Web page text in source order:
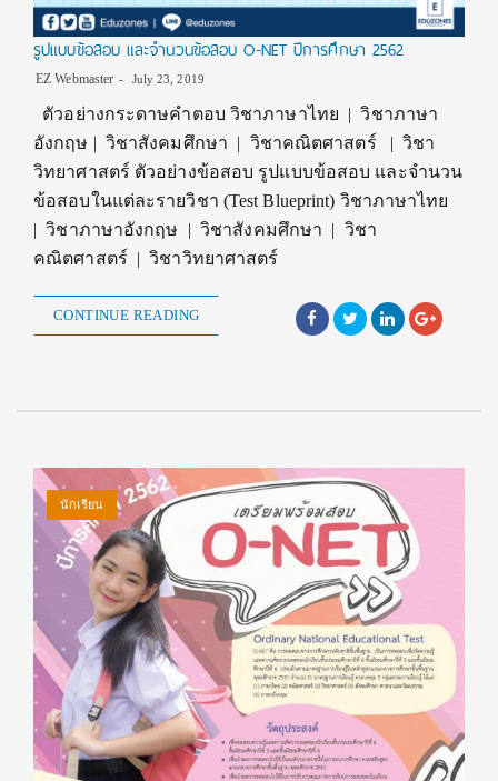
รูปแบบข้อสอบ และจำนวนข้อสอบ O-NET ปีการศึกษา 2562
EZ Webmaster July 23, 2019
ตัวอย่างกระดาษคำตอบ วิชาภาษาไทย | วิชาภาษา
อังกฤษ | วิชาสังคมศึกษา | วิชาคณิตศาสตร์ | วิชา
วิทยาศาสตร์ ตัวอย่างข้อสอบ รูปแบบข้อสอบ และจำนวน
ข้อสอบในแต่ละรายวิชา (Test Blueprint) วิชาภาษาไทย
| วิชาภาษาอังกฤษ | วิชาสังคมศึกษา | วิชา
คณิตศาสตร์ | วิชาวิทยาศาสตร์
CONTINUE READING
นักเรียน